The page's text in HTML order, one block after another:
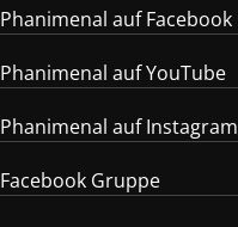
Phanimenal auf Facebook
Phanimenal auf YouTube
Phanimenal auf Instagram
Facebook Gruppe